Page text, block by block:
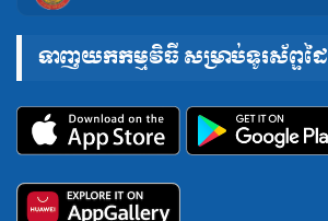
ទាញយកកម្មវិធី សម្រាប់ទូរស័ព្ទដៃ